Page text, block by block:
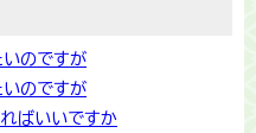
いのですが
いのですが
ばいいですか